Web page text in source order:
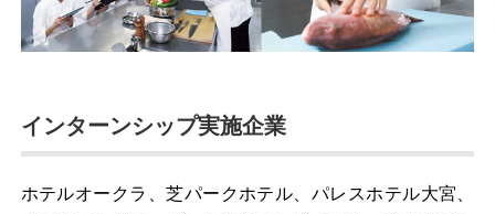
インターンシップ実施企業
ホテルオークラ、芝パークホテル、パレスホテル大宮、